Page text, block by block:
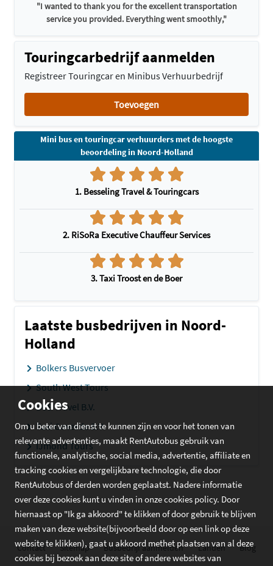
Cookies
Om u beter van dienst te kunnen zijn en voor het tonen van
relevante advertenties, maakt RentAutobus gebruik van
functionele, analytische, social media, advertentie, affiliate en
tracking cookies en vergelijkbare technologie, die door
RentAutobus of derden worden geplaatst. Nadere informatie
over deze cookies kunt u vinden in onze cookies policy. Door
hiernaast op "Ik ga akkoord" te klikken of door gebruik te blijven
maken van deze website(bijvoorbeeld door op een link op deze
website te klikken), gaat u akkoord methet plaatsen van al deze
cookies bij bezoek aan deze site of andere websites van
"I wanted to thank you for the excellent transportation
service you provided. Everything went smoothly,"
Touringcarbedrijf aanmelden
Registreer Touringcar en Minibus Verhuurbedrijf
Toevoegen
Mini bus en touringcar verhuurders met de hoogste
beoordeling in Noord-Holland
1. Besseling Travel & Touringcars
2. RiSoRa Executive Chauffeur Services
3. Taxi Troost en de Boer
Laatste busbedrijven in Noord-
Holland
Bolkers Busvervoer
South West Tours
BCS Travel B.V.
Taxi Goverde B.V.
IJmond Tours
Contact Sitemap Busbedrijf aanmelden Landen Blog